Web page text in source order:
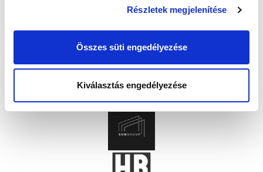
Részletek megjelenítése
Összes süti engedélyezése
Kiválasztás engedélyezése